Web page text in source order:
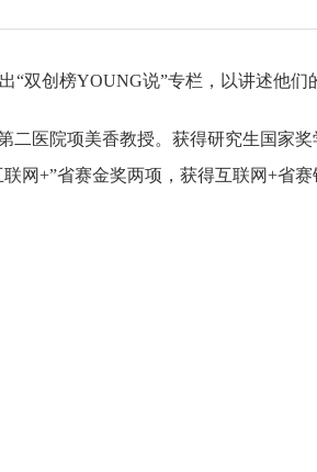
“双创榜YOUNG说”专栏，以讲述他们
二医院项美香教授。获得研究生国家奖
网+”省赛金奖两项，获得互联网+省